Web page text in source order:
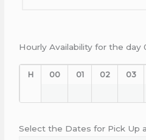
Hourly Availability for the day
H 00 01 02 03
Select the Dates for Pick Up